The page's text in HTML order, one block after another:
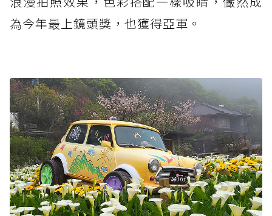
為今年最上鏡頭獎，也獲得亞軍。